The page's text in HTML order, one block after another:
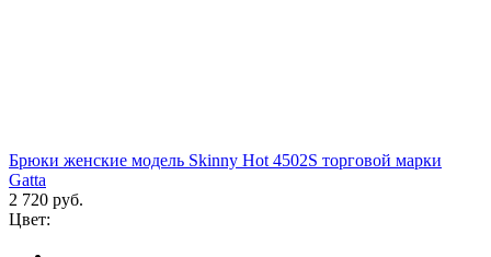
Брюки женские модель Skinny Hot 4502S торговой марки
Gatta
2 720 руб.
Цвет: